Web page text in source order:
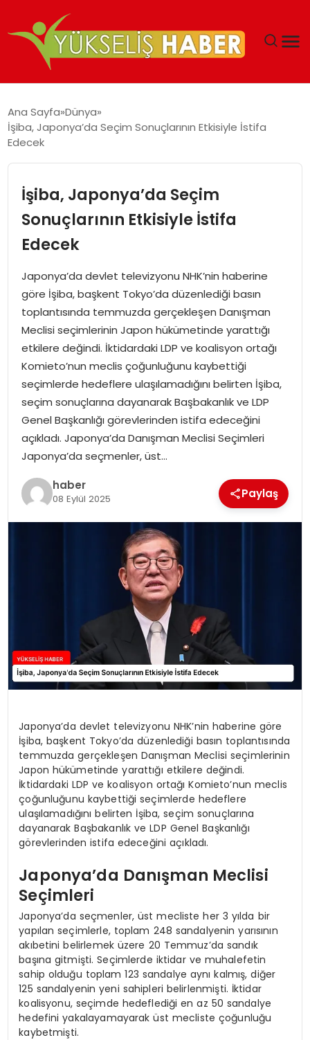
MALIYETLERINI AZALTIYOR’
Ana Sayfa Dünya
İşiba, Japonya’da Seçim Sonuçlarının Etkisiyle İstifa
Edecek
İşiba, Japonya’da Seçim
Sonuçlarının Etkisiyle İstifa
Edecek
Japonya’da devlet televizyonu NHK’nin haberine
göre İşiba, başkent Tokyo’da düzenlediği basın
toplantısında temmuzda gerçekleşen Danışman
Meclisi seçimlerinin Japon hükümetinde yarattığı
etkilere değindi. İktidardaki LDP ve koalisyon ortağı
Komieto’nun meclis çoğunluğunu kaybettiği
seçimlerde hedeflere ulaşılamadığını belirten İşiba,
seçim sonuçlarına dayanarak Başbakanlık ve LDP
Genel Başkanlığı görevlerinden istifa edeceğini
açıkladı. Japonya’da Danışman Meclisi Seçimleri
Japonya’da seçmenler, üst…
haber
08 Eylül 2025 Paylaş
Japonya’da devlet televizyonu NHK’nin haberine göre
İşiba, başkent Tokyo’da düzenlediği basın toplantısında
temmuzda gerçekleşen Danışman Meclisi seçimlerinin
Japon hükümetinde yarattığı etkilere değindi.
İktidardaki LDP ve koalisyon ortağı Komieto’nun meclis
çoğunluğunu kaybettiği seçimlerde hedeflere
ulaşılamadığını belirten İşiba, seçim sonuçlarına
dayanarak Başbakanlık ve LDP Genel Başkanlığı
görevlerinden istifa edeceğini açıkladı.
Japonya’da Danışman Meclisi
Seçimleri
Japonya’da seçmenler, üst mecliste her 3 yılda bir
yapılan seçimlerle, toplam 248 sandalyenin yarısının
akıbetini belirlemek üzere 20 Temmuz’da sandık
başına gitmişti. Seçimlerde iktidar ve muhalefetin
sahip olduğu toplam 123 sandalye aynı kalmış, diğer
125 sandalyenin yeni sahipleri belirlenmişti. İktidar
koalisyonu, seçimde hedeflediği en az 50 sandalye
hedefini yakalayamayarak üst mecliste çoğunluğu
kaybetmişti.